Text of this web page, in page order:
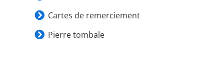
Cartes de remerciement
Pierre tombale